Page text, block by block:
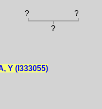
?
?
?
Y (I333055)